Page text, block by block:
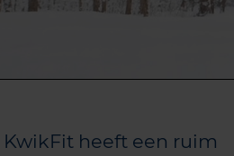
heeft een ruim